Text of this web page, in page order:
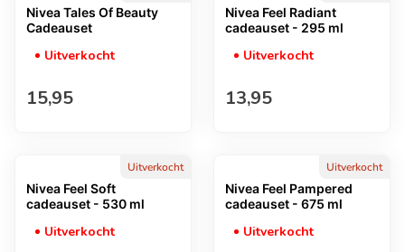
Nivea Tales Of Beauty
Cadeauset
Uitverkocht
Normale prijs
15,95
Nivea Feel Radiant
cadeauset - 295 ml
Uitverkocht
Normale prijs
13,95
Uitverkocht
Nivea Feel Soft
cadeauset - 530 ml
Uitverkocht
Uitverkocht
Nivea Feel Pampered
cadeauset - 675 ml
Uitverkocht